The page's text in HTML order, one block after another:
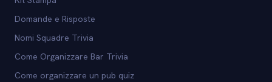
Domande e Risposte
Nomi Squadre Trivia
Come Organizzare Bar Trivia
Come organizzare un pub quiz